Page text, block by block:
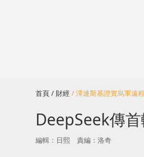
首頁 / 財經 / 澤連斯基證實烏軍遠
DeepSeek傳
編輯：日熙 責編：洛奇